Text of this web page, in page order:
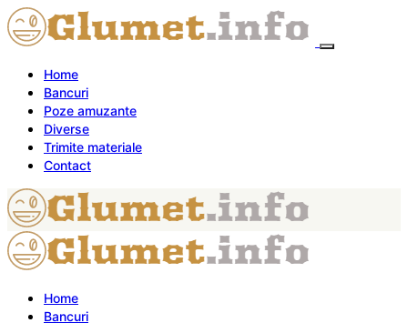
Home
Bancuri
Poze amuzante
Diverse
Trimite materiale
Contact
Home
Bancuri